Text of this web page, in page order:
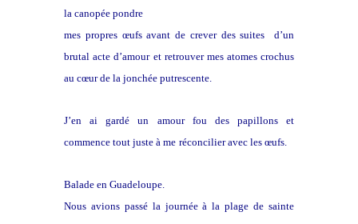
la canopée pondre
mes propres œufs avant de crever des suites d’un
brutal acte d’amour et retrouver mes atomes crochus
au cœur de la jonchée putrescente.
J’en ai gardé un amour fou des papillons et
commence tout juste à me réconcilier avec les œufs.
Balade en Guadeloupe.
Nous avions passé la journée à la plage de sainte